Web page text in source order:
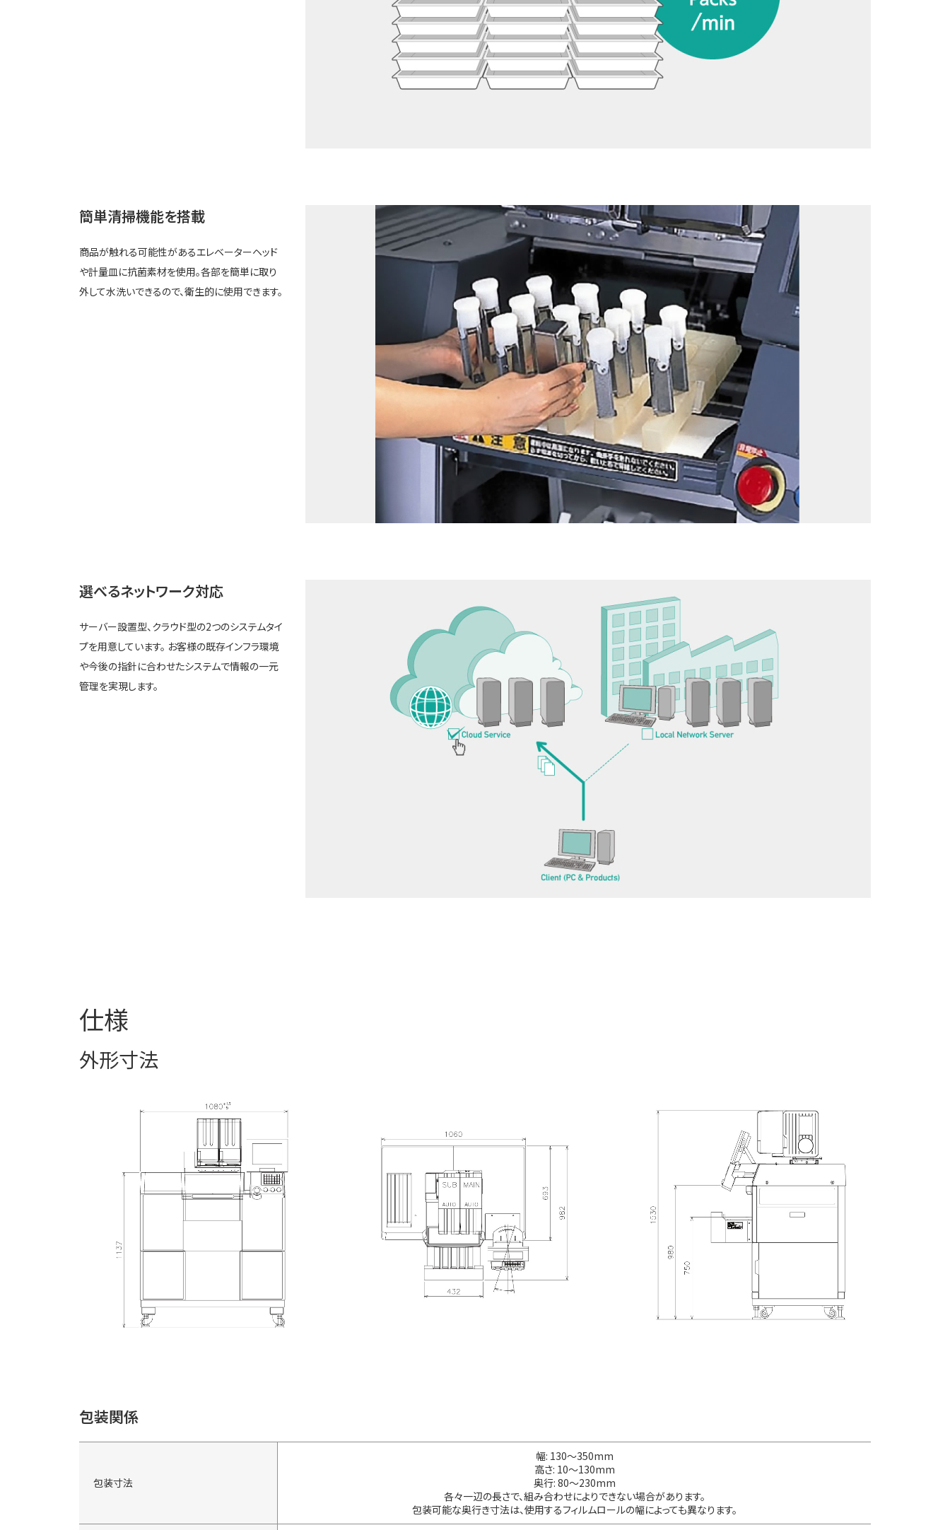
簡単清掃機能を搭載
商品が触れる可能性があるエレベーターヘッド
や計量皿に抗菌素材を使用。各部を簡単に取り
外して水洗いできるので、衛生的に使用できます。
選べるネットワーク対応
サーバー設置型、クラウド型の2つのシステムタイ
プを用意しています。 お客様の既存インフラ環境
や今後の指針に合わせたシステムで情報の一元
管理を実現します。
仕様
外形寸法
包装関係
包装寸法
幅: 130～350mm
高さ: 10～130mm
奥行: 80～230mm
各々一辺の長さで、組み合わせによりできない場合があります。
包装可能な奥行き寸法は、使用するフィルムロールの幅によっても異なります。